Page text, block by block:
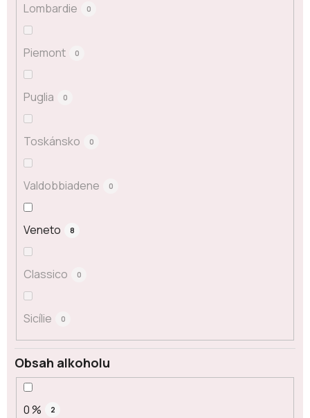
Lombardie 0
Piemont 0
Puglia 0
Toskánsko 0
Valdobbiadene 0
Veneto 8
Classico 0
Sicílie 0
Obsah alkoholu
0 % 2